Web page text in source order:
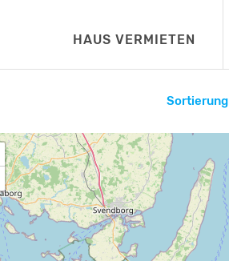
HAUS VERMIETEN
Sortierung